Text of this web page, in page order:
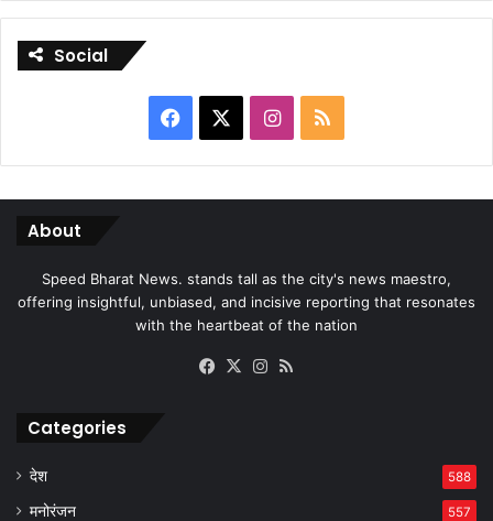
Social
Facebook Instagram
RSS
About
Speed Bharat News. stands tall as the city's news maestro,
offering insightful, unbiased, and incisive reporting that resonates
with the heartbeat of the nation
Facebook
X Instagram
Categories
देश 588
मनोरंजन 557